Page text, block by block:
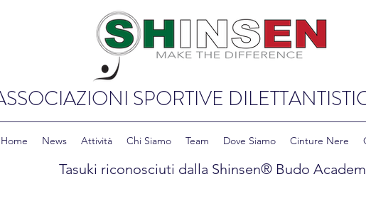
SPORTIVE
Home News Attività Chi Siamo Team Dove Siamo Cinture Nere
Tasuki riconosciuti dalla Shinsen® Budo